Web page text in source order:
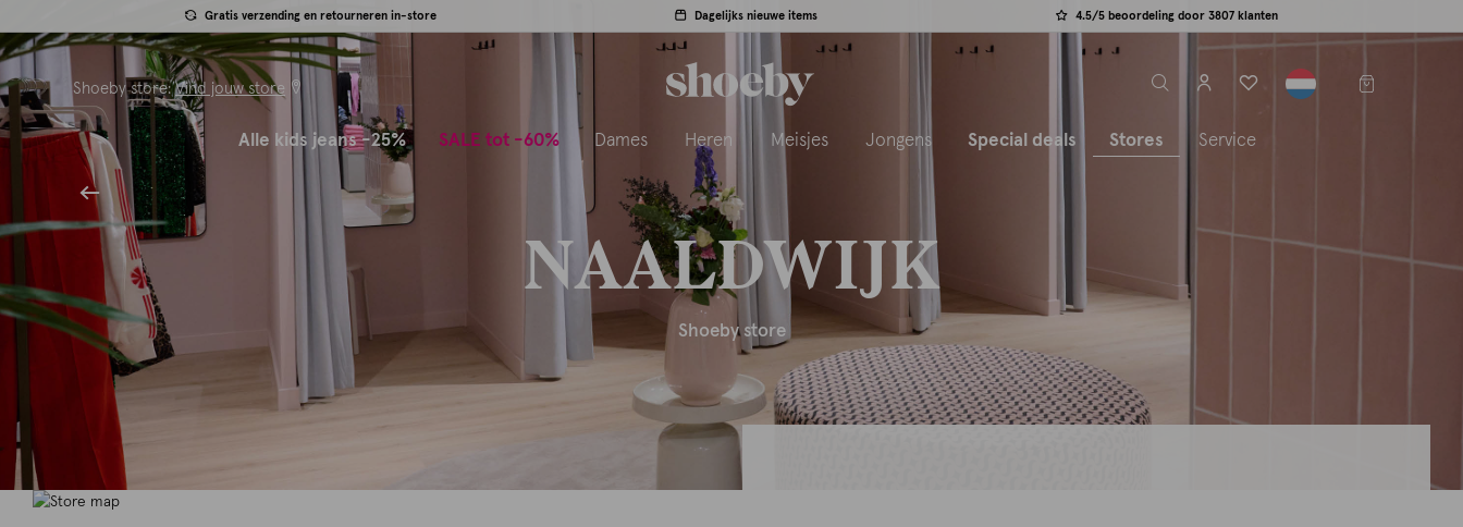
Gratis verzending en retourneren in-store Dagelijks nieuwe items 4.5/5 beoordeling door 3807 klanten
Shoeby store:Vind jouw store
label.header.toggle
Alle kids jeans -25% SALE tot -60% Dames Heren Meisjes Jongens Special deals Stores Service
NAALDWIJK
Shoeby store